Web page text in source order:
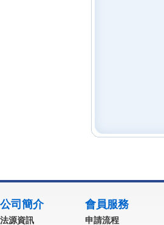
公司簡介
法源資訊
會員服務
申請流程